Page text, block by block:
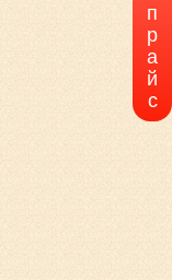
п
р
а
й
с